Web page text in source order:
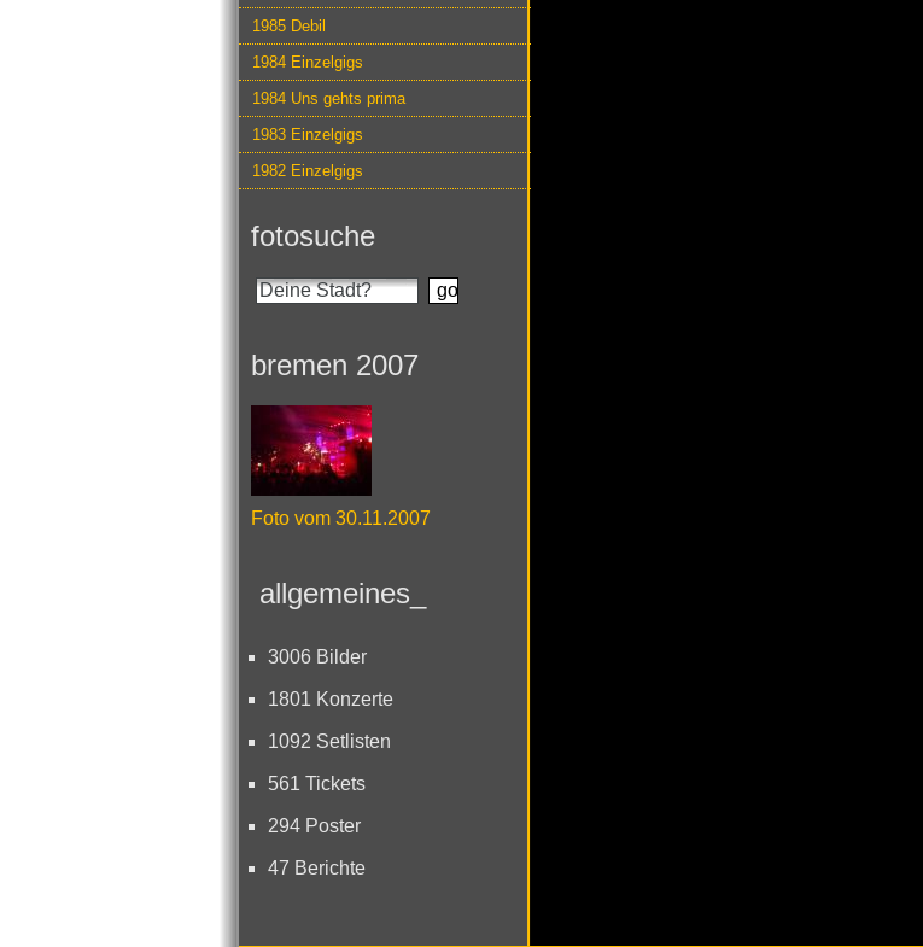
1985 Debil
1984 Einzelgigs
1984 Uns gehts prima
1983 Einzelgigs
1982 Einzelgigs
fotosuche
bremen 2007
Foto vom 30.11.2007
allgemeines_
3006 Bilder
1801 Konzerte
1092 Setlisten
561 Tickets
294 Poster
47 Berichte